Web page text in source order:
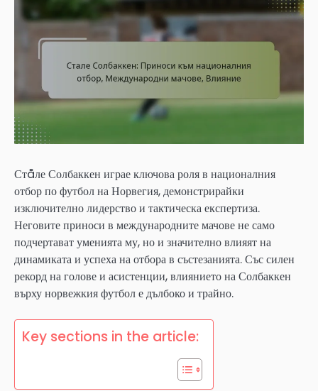
Стåле Солбаккен играе ключова роля в националния
отбор по футбол на Норвегия, демонстрирайки
изключително лидерство и тактическа експертиза.
Неговите приноси в международните мачове не само
подчертават уменията му, но и значително влияят на
динамиката и успеха на отбора в състезанията. Със силен
рекорд на голове и асистенции, влиянието на Солбаккен
върху норвежкия футбол е дълбоко и трайно.
Key sections in the article: